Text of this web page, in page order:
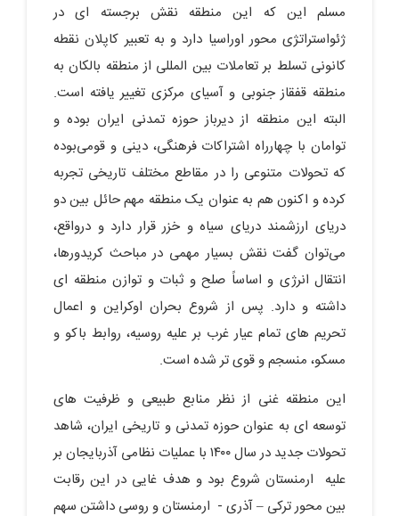
مسلم این که این منطقه نقش برجسته ای در
ژئواستراتژی محور اوراسیا دارد‌ و به تعبیر کاپلان نقطه
کانونی تسلط بر تعاملات بین المللی از منطقه بالکان به
منطقه قفقاز جنوبی و آسیای مرکزی تغییر یافته است.
البته این منطقه از دیرباز حوزه تمدنی ایران بوده و
توامان با چهارراه اشتراکات فرهنگی، دینی و قومی‌بوده
که تحولات متنوعی را در مقاطع مختلف تاریخی تجربه
کرده و اکنون هم به عنوان یک منطقه مهم حائل بین دو
دریای ارزشمند دریای سیاه و خزر قرار دارد و درواقع،
می‌توان گفت نقش بسیار مهمی در مباحث کریدورها،
انتقال انرژی و اساساً صلح و ثبات و توازن منطقه ای
داشته و دارد. پس از شروع بحران اوکراین و اعمال
تحریم های تمام عیار غرب بر علیه روسیه، روابط باکو و
مسکو، منسجم و قوی تر شده است.
این منطقه غنی از نظر منابع طبیعی و ظرفیت های
توسعه ای به عنوان حوزه تمدنی و تاریخی ایران، شاهد
تحولات جدید در سال ۱۴۰۰ با عملیات نظامی آذربایجان بر
علیه ارمنستان شروع بود و هدف غایی در این رقابت
بین محور ترکی – آذری - ارمنستان و روسی داشتن سهم